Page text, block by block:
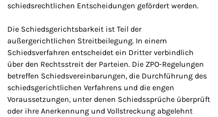
schiedsrechtlichen Entscheidungen gefördert werden.
Die Schiedsgerichtsbarkeit ist Teil der
außergerichtlichen Streitbeilegung. In einem
Schiedsverfahren entscheidet ein Dritter verbindlich
über den Rechtsstreit der Parteien. Die ZPO-Regelungen
betreffen Schiedsvereinbarungen, die Durchführung des
schiedsgerichtlichen Verfahrens und die engen
Voraussetzungen, unter denen Schiedssprüche überprüft
oder ihre Anerkennung und Vollstreckung abgelehnt